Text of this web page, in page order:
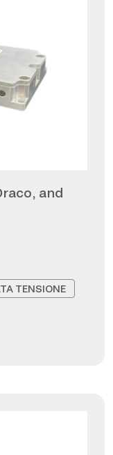
and
TENSIONE